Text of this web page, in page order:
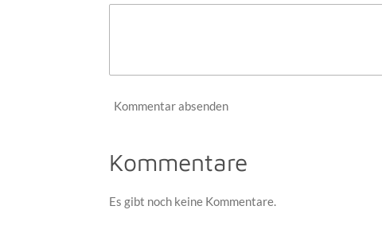
Kommentar absenden
Kommentare
Es gibt noch keine Kommentare.